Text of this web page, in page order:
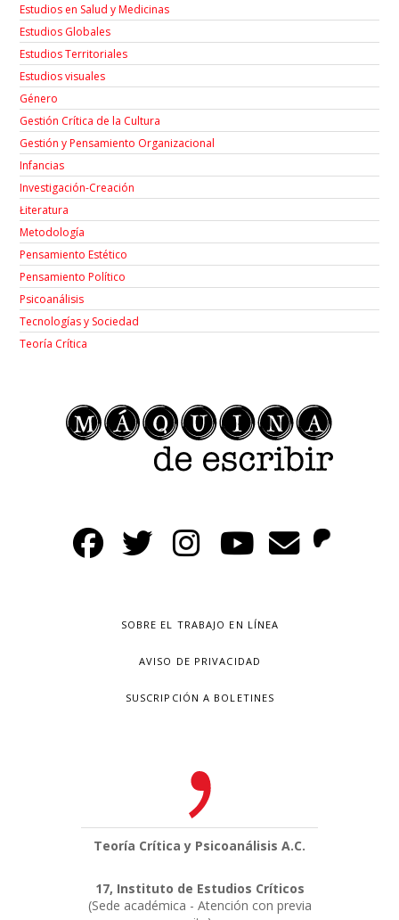
Estudios en Salud y Medicinas
Estudios Globales
Estudios Territoriales
Estudios visuales
Género
Gestión Crítica de la Cultura
Gestión y Pensamiento Organizacional
Infancias
Investigación-Creación
Łiteratura
Metodología
Pensamiento Estético
Pensamiento Político
Psicoanálisis
Tecnologías y Sociedad
Teoría Crítica
SOBRE EL TRABAJO EN LÍNEA
AVISO DE PRIVACIDAD
SUSCRIPCIÓN A BOLETINES
Teoría Crítica y Psicoanálisis A.C.
17, Instituto de Estudios Críticos
(Sede académica - Atención con previa